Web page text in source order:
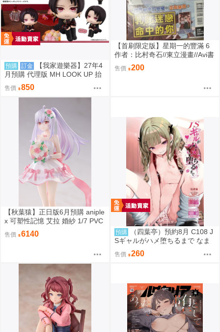
預購 訂金
【我家遊樂器】27年4
月預購 代理版 MH LOOK UP 抬
頭系列 刀劍亂舞ONLINE 加州清
光
售價 850
【首刷限定版】星期一的豐滿 6
作者：比村奇石//東立漫畫//Avi書
售價 200
【秋葉猿】正日版6月預購 aniple
x 可塑性記憶 艾拉 婚紗 1/7 PVC
完成品
售價 6140 預購
（四葉亭）預約8月 C108 J
Sギャルがハメ堕ちるまで なま
もななせ
售價 260